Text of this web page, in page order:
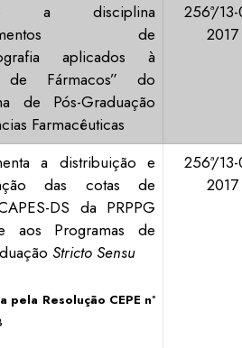
a disciplina
de
aplicados à
de Fármacos” do
de Pós-Graduação
Farmacêuticas
256ª/
2017
a distribuição e
das cotas de
DS da PRPPG
aos Programas de
Stricto Sensu
pela Resolução CEPE nº
256ª/
2017